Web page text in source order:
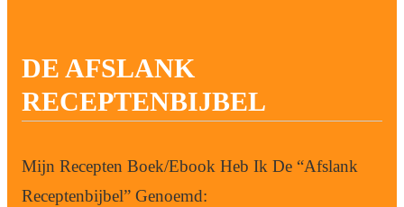
DE AFSLANK
RECEPTENBIJBEL
Mijn Recepten Boek/Ebook Heb Ik De “Afslank
Receptenbijbel” Genoemd: